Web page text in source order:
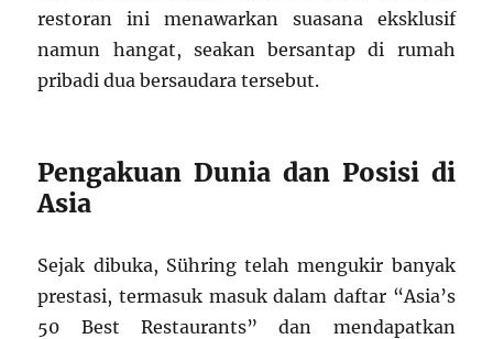
restoran ini menawarkan suasana eksklusif
namun hangat, seakan bersantap di rumah
pribadi dua bersaudara tersebut.
Pengakuan Dunia dan Posisi di
Asia
Sejak dibuka, Sühring telah mengukir banyak
prestasi, termasuk masuk dalam daftar “Asia’s
50 Best Restaurants” dan mendapatkan